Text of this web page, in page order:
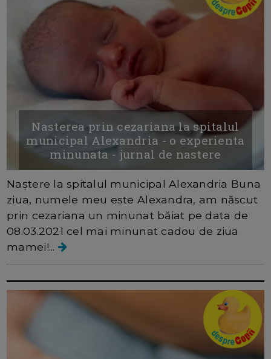
Nasterea prin cezariana la spitalul
municipal Alexandria - o experienta
minunata - jurnal de nastere
Naștere la spitalul municipal Alexandria Buna
ziua, numele meu este Alexandra, am născut
prin cezariana un minunat băiat pe data de
08.03.2021 cel mai minunat cadou de ziua
mamei!...